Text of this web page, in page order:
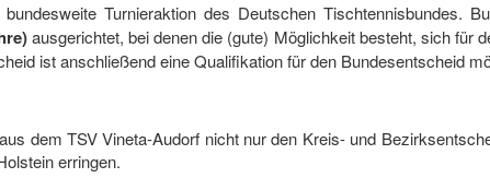
Turnieraktion des Deutschen Tischtennisbundes.
ausgerichtet, bei denen die (gute) Möglichkeit besteht, sich für
ist anschließend eine Qualifikation für den Bundesentscheid
dem TSV Vineta-Audorf nicht nur den Kreis- und
erringen.